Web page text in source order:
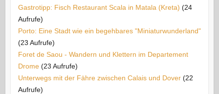
Gastrotipp: Fisch Restaurant Scala in Matala (Kreta) (24
Aufrufe)
Porto: Eine Stadt wie ein begehbares "Miniaturwunderland"
(23 Aufrufe)
Foret de Saou - Wandern und Klettern im Departement
Drome (23 Aufrufe)
Unterwegs mit der Fähre zwischen Calais und Dover (22
Aufrufe)